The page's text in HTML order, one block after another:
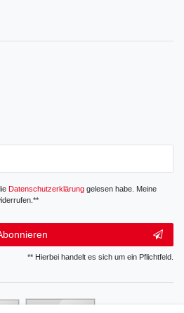
Daten­schutz­erklärunggelesen habe. Meine
** Hierbei handelt es sich um ein Pflichtfeld.